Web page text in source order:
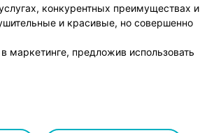
конкурентных преимуществах и
и красивые, но совершенно
маркетинге, предложив использовать
и основы классической драматургии –
по принципу создания
с четким сюжетом, завязкой,